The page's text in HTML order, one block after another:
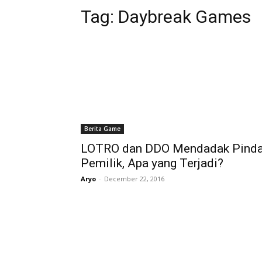
Tag: Daybreak Games
Berita Game
LOTRO dan DDO Mendadak
Pemilik, Apa yang Terjadi?
Aryo - December 22, 2016